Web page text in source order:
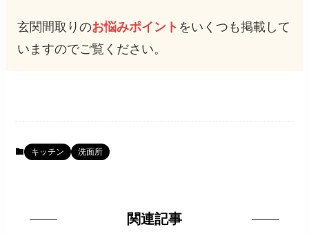
玄関間取りのお悩みポイント をいくつも掲載して
いますのでご覧ください。
キッチン 洗面所
関連記事